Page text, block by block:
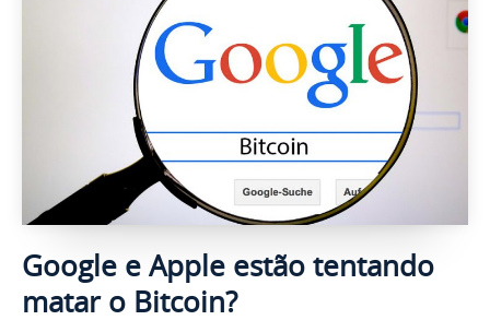
Google e Apple estão tentando
matar o Bitcoin?